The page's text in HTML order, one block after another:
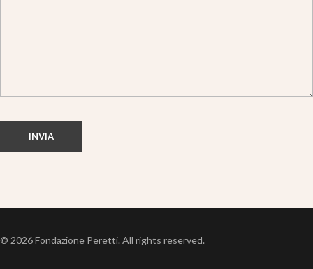
© 2026 Fondazione Peretti. All rights reserved.